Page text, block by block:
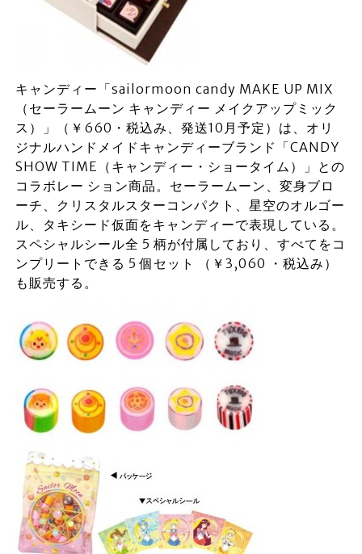
キャンディー「sailormoon candy MAKE UP MIX
（セーラームーン キャンディー メイクアップミック
ス）」（￥660・税込み、発送10月予定）は、オリ
ジナルハンドメイドキャンディーブランド「CANDY
SHOW TIME（キャンディー・ショータイム）」との
コラボレー ション商品。セーラームーン、変身ブロ
ーチ、クリスタルスターコンパクト、星空のオルゴー
ル、タキシード仮面をキャンディーで表現している。
スペシャルシール全 5 柄が付属しており、すべてをコ
ンプリートできる 5 個セット （￥3,060 ・税込み）
も販売する。